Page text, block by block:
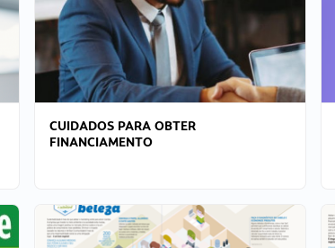
CUIDADOS PARA OBTER
FINANCIAMENTO